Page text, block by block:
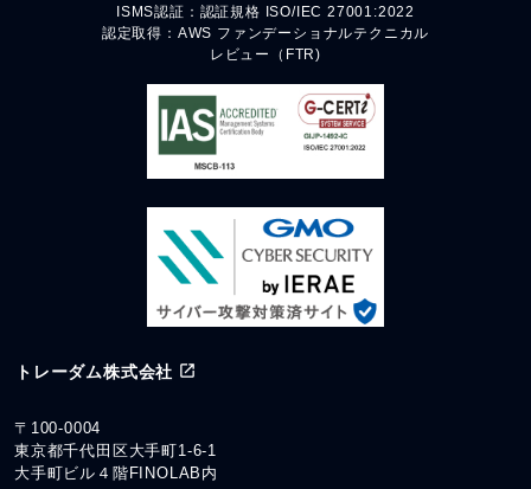
ISMS認証：認証規格 ISO/IEC 27001:2022
認定取得：AWS ファンデーショナルテクニカル
レビュー（FTR)
トレーダム株式会社
〒100-0004
東京都千代田区大手町1-6-1
大手町ビル４階FINOLAB内